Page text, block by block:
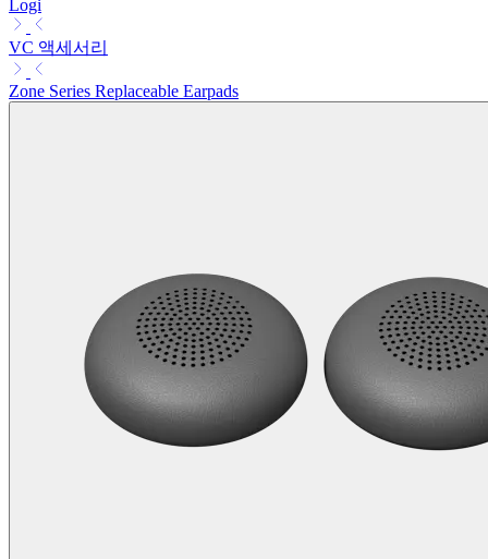
Logi
VC 액세서리
Zone Series Replaceable Earpads